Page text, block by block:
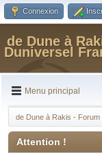
Connexion
de Dune à
Duniversel
Menu principal
de Dune à Rakis -
Attention !